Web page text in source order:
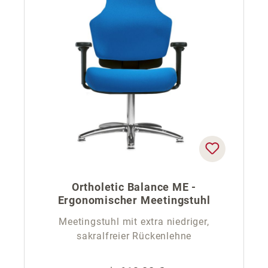
Ortholetic Balance ME -
Ergonomischer Meetingstuhl
Meetingstuhl mit extra niedriger,
sakralfreier Rückenlehne